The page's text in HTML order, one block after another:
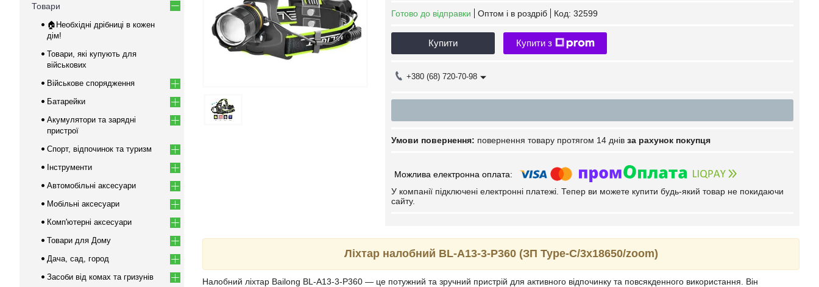
Готово до відправки Оптом і в роздріб Код: 32599
Купити Купити з
+380 (68) 720-70-98
повернення товару протягом 14 днів за рахунок покупця
У компанії підключені електронні платежі. Тепер ви можете купити будь-який товар не покидаючи
сайту.
Ліхтар налобний BL-A13-3-P360 (ЗП Type-C/3х18650/zoom)
Налобний ліхтар Bailong BL-A13-3-P360 — це потужний та зручний пристрій для активного відпочинку та повсякденного використання. Він
Товари
🏠Необхідні дрібниці в кожен
дім!
Товари, які купують для
військових
Військове спорядження
Батарейки
Акумулятори та зарядні
пристрої
Спорт, відпочинок та туризм
Інструменти
Автомобільні аксесуари
Мобільні аксесуари
Комп'ютерні аксесуари
Товари для Дому
Дача, сад, город
Засоби від комах та гризунів